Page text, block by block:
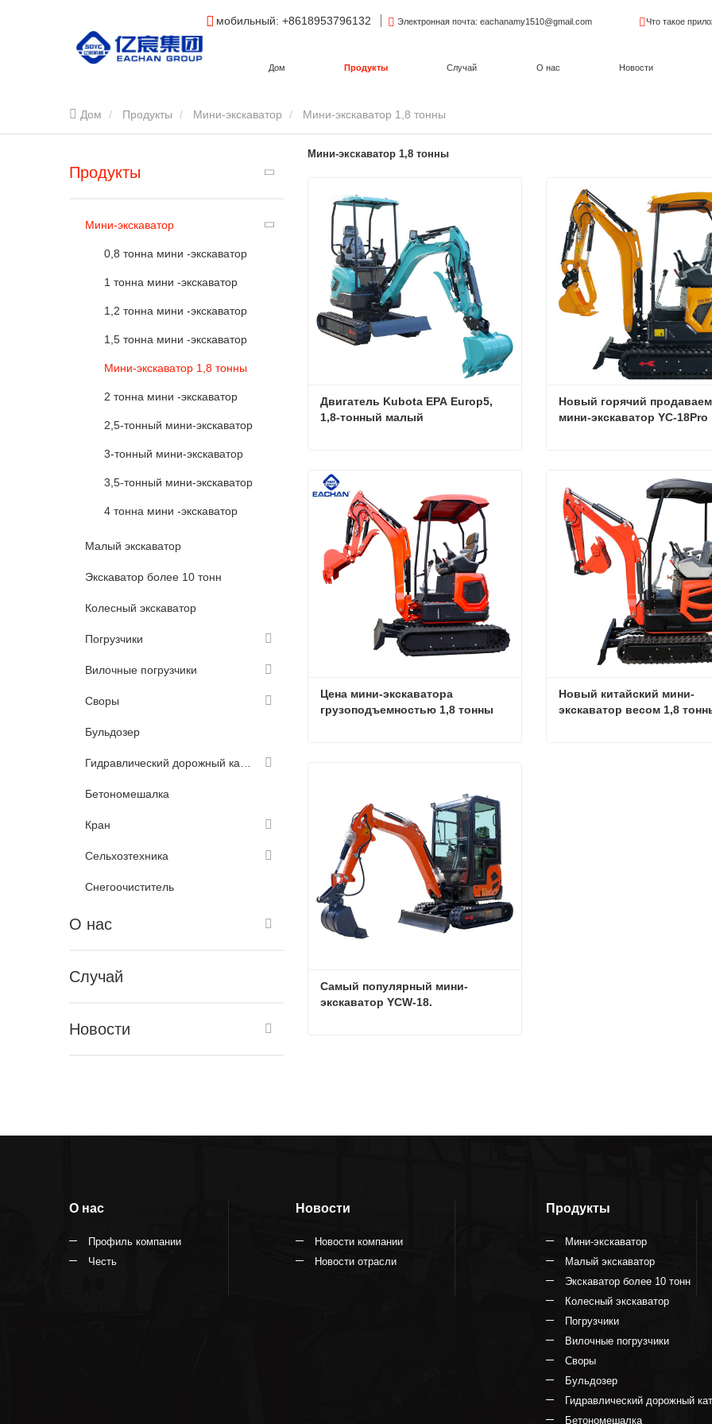
Дом Продукты Случай О нас Новости
мобильный: +8618953796132 Электронная почта: eachanamy1510@gmail.com Что такое
Дом Продукты Мини-экскаватор Мини-экскаватор 1,8 тонны
Продукты
Мини-экскаватор
0,8 тонна мини -экскаватор
1 тонна мини -экскаватор
1,2 тонна мини -экскаватор
1,5 тонна мини -экскаватор
Мини-экскаватор 1,8 тонны
2 тонна мини -экскаватор
2,5-тонный мини-экскаватор
3-тонный мини-экскаватор
3,5-тонный мини-экскаватор
4 тонна мини -экскаватор
Малый экскаватор
Экскаватор более 10 тонн
Колесный экскаватор
Погрузчики
Вилочные погрузчики
Своры
Бульдозер
Бетономешалка
Кран
Сельхозтехника
Снегоочиститель
О нас
Случай
Новости
Мини-экскаватор 1,8 тонны
Двигатель Kubota EPA Europ5,
1,8-тонный малый
Связаться сейчас
Новый горячий
мини-экскаватор YC-18Pro
Связаться сейчас
Цена мини-экскаватора
грузоподъемностью 1,8 тонны
Новый китайский мини-
экскаватор весом 1,8
Самый популярный мини-
экскаватор YCW-18.
О нас
Профиль компании
Честь
Новости
Новости компании
Новости отрасли
Продукты
Мини-экскаватор
Малый экскаватор
Экскаватор более 10 тонн
Колесный экскаватор
Погрузчики
Вилочные погрузчики
Своры
Бульдозер
Гидравлический дорожный
Бетономешалка